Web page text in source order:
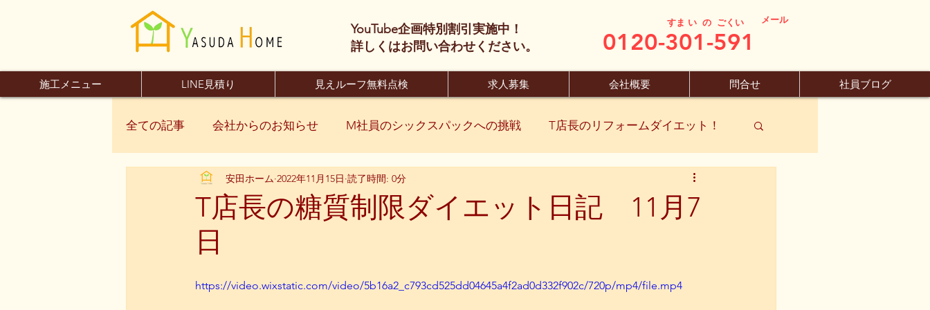
YouTube企画特別割引実施中！
​詳しくはお問い合わせください。
0120-301-591
すま い の ごくい メール
施工メニュー LINE見積り 見えルーフ無料点検 求人募集 会社概要 問合せ 社員ブログ
全ての記事 会社からのお知らせ M社員のシックスパックへの挑戦 T店長のリフォームダイエット！
T店長の糖質制限ダイエット日記 11月7
日
安田ホーム 2022年11月15日 読了時間: 0分
https://video.wixstatic.com/video/5b16a2_c793cd525dd04645a4f2ad0d332f902c/720p/mp4/file.mp4